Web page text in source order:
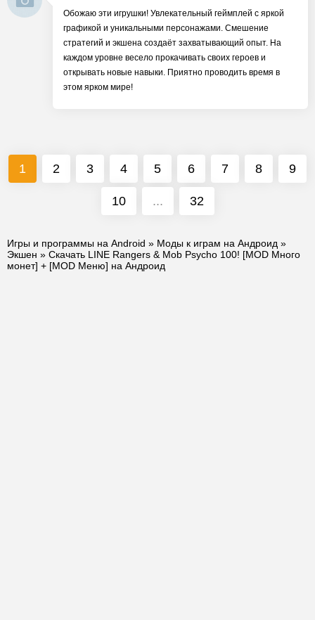
Обожаю эти игрушки! Увлекательный геймплей с яркой
графикой и уникальными персонажами. Смешение
стратегий и экшена создаёт захватывающий опыт. На
каждом уровне весело прокачивать своих героев и
открывать новые навыки. Приятно проводить время в
этом ярком мире!
1 2 3 4 5 6 7 8 9
10 ... 32
Игры и программы на Android » Моды к играм на Андроид »
Экшен » Скачать LINE Rangers & Mob Psycho 100! [MOD Много
монет] + [MOD Меню] на Андроид